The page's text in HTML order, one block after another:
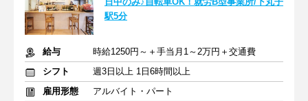
駅5分
給与
時給1250円～＋手当月1～2万円＋交通費
シフト
週3日以上 1日6時間以上
雇用形態
アルバイト・パート